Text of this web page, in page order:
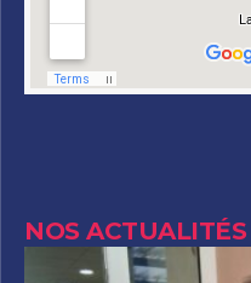
NOS ACTUALITÉS